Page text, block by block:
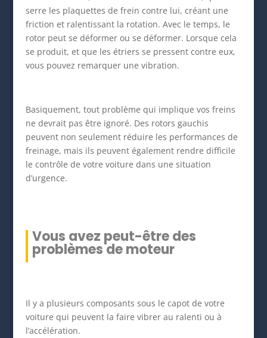
serre les plaquettes de frein contre lui, créant une
friction et ralentissant la rotation. Avec le temps, le
rotor peut se déformer ou se déformer. Lorsque cela
se produit, et que les étriers se pressent contre eux,
vous pouvez remarquer une vibration.
Basiquement, tout problème qui implique vos freins
ne devrait pas être ignoré. Des rotors gauchis
peuvent non seulement réduire les performances de
freinage, mais ils peuvent également rendre difficile
le contrôle de votre voiture dans une situation
d’urgence.
Vous avez peut-être des
problèmes de moteur
Il y a plusieurs composants sous le capot de votre
voiture qui peuvent la faire vibrer au ralenti ou à
l’accélération.